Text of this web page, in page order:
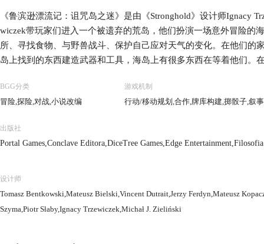
《鲁滨逊漂流记：诅咒岛之迷》是由《Stronghold》设计师Ignacy
wiczek带玩家们进入一个被遗弃的荒岛，他们扮演一场意外冒险的
所、寻找食物、与野兽战斗、保护自己应对天气的变化。在他们的
岛上找到的东西建造武器和工具，海岛上有很多东西在等着他们。
的村庄？他们会发现一个地下城或火山尾部的一个受诅咒的寺庙吗
张事件卡和几百张目标以及构造卡里找到答案。
BGG分类
冒险,探险,对战,小说改编
游戏机制
行动/移动规划,合作,牌库构建,掷骰子,叙
出版社
Portal Games,Conclave Editora,DiceTree Games,Edge
设计师
Tomasz Bentkowski,Mateusz Bielski,Vincent Dutrait,Jerzy Ferdyn,Mateusz
Szyma,Piotr Słaby,Ignacy Trzewiczek,Michał J. Zieliński